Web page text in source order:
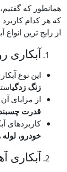
که گفتیم،
کاربرد و
انواع آبکاری
روی:
نوع آبکاری برای
استفاده می
مزایای آن می
چسبندگی بالا
آبکاری
لوله ها و …
آهن: